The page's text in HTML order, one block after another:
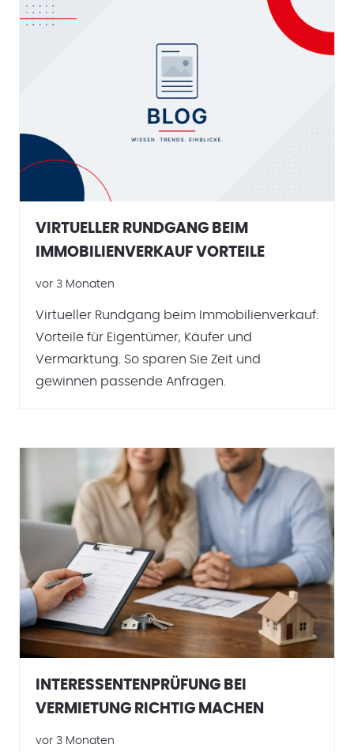
VIRTUELLER RUNDGANG BEIM
IMMOBILIENVERKAUF VORTEILE
vor 3 Monaten
Virtueller Rundgang beim Immobilienverkauf:
Vorteile für Eigentümer, Käufer und
Vermarktung. So sparen Sie Zeit und
gewinnen passende Anfragen.
INTERESSENTENPRÜFUNG BEI
VERMIETUNG RICHTIG MACHEN
vor 3 Monaten